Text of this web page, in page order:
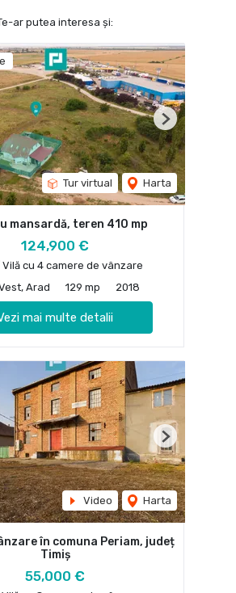
ar putea interesa și:
Tur virtual Harta
Next
mansardă, teren 410 mp
124,900 €
Vilă cu 4 camere de vânzare
Arad
129 mp 2018
mai multe detalii
Video Harta
Next
în comuna Periam, județ
Timiș
55,000 €